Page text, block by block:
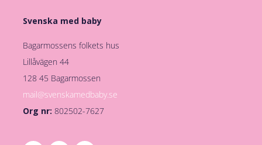
Svenska med baby
Bagarmossens folkets hus
Lillåvägen 44
128 45 Bagarmossen
mail@svenskamedbaby.se
Org nr: 802502-7627